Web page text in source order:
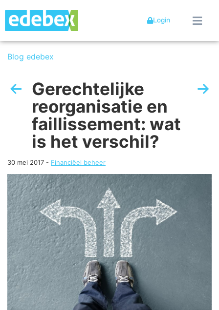
Login
Blog edebex
Gerechtelijke
reorganisatie en
faillissement: wat
is het verschil?
30 mei 2017 - Financiëel beheer